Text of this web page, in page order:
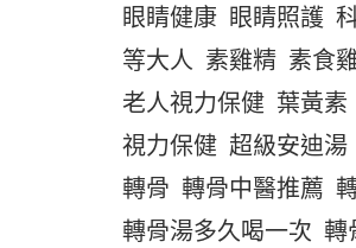
眼睛健康 眼睛照護
等大人 素雞精 素食
老人視力保健 葉黃素
視力保健 超級安迪湯
轉骨 轉骨中醫推薦
轉骨湯多久喝一次 轉